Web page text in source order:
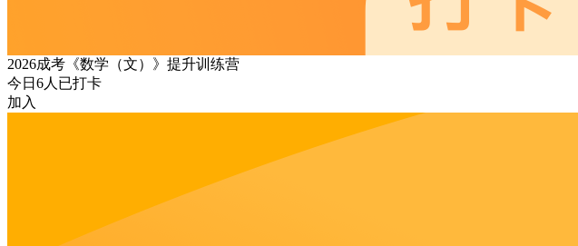
2026成考《数学（文）》提升训练营
今日 6人已打卡
加入